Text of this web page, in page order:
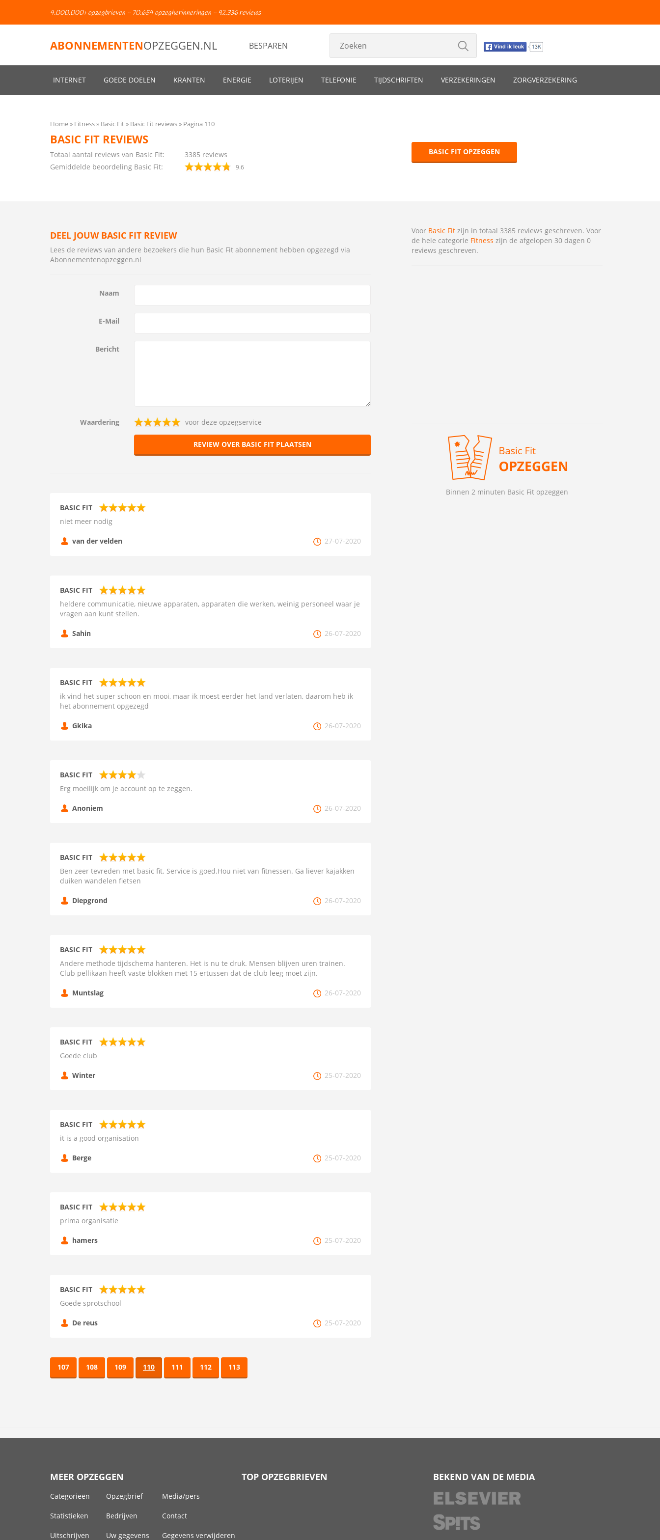
4.000.000+ opzegbrieven - 70.654 opzegherinneringen - 92.336 reviews
ABONNEMENTENOPZEGGEN.NL BESPAREN
INTERNET GOEDE DOELEN KRANTEN ENERGIE LOTERIJEN TELEFONIE TIJDSCHRIFTEN VERZEKERINGEN ZORGVERZEKERING
Home Fitness Basic Fit Basic Fit reviews Pagina 110
BASIC FIT REVIEWS
Totaal aantal reviews van Basic Fit: 3385 reviews
Gemiddelde beoordeling Basic Fit:
9.6
BASIC FIT OPZEGGEN
DEEL JOUW BASIC FIT REVIEW
Lees de reviews van andere bezoekers die hun Basic Fit abonnement hebben opgezegd via
Abonnementenopzeggen.nl
Naam
E-Mail
Bericht
Waardering voor deze opzegservice
REVIEW OVER BASIC FIT PLAATSEN
BASIC FIT
niet meer nodig
van der velden 27-07-2020
BASIC FIT
heldere communicatie, nieuwe apparaten, apparaten die werken, weinig personeel waar je
vragen aan kunt stellen.
Sahin 26-07-2020
BASIC FIT
ik vind het super schoon en mooi, maar ik moest eerder het land verlaten, daarom heb ik
het abonnement opgezegd
Gkika 26-07-2020
BASIC FIT
Erg moeilijk om je account op te zeggen.
Anoniem 26-07-2020
BASIC FIT
Ben zeer tevreden met basic fit. Service is goed.Hou niet van fitnessen. Ga liever kajakken
duiken wandelen fietsen
Diepgrond 26-07-2020
BASIC FIT
Andere methode tijdschema hanteren. Het is nu te druk. Mensen blijven uren trainen.
Club pellikaan heeft vaste blokken met 15 ertussen dat de club leeg moet zijn.
Muntslag 26-07-2020
BASIC FIT
Goede club
Winter 25-07-2020
BASIC FIT
it is a good organisation
Berge 25-07-2020
BASIC FIT
prima organisatie
hamers 25-07-2020
BASIC FIT
Goede sprotschool
De reus 25-07-2020
107 108 109 110 111 112 113
Voor Basic Fitzijn in totaal 3385 reviews geschreven. Voor
de hele categorie Fitness zijn de afgelopen 30 dagen 0
reviews geschreven.
Binnen 2 minuten Basic Fit opzeggen
MEER OPZEGGEN
Categorieën Opzegbrief Media/pers
Statistieken Bedrijven Contact
Uitschrijven Uw gegevens Gegevens verwijderen
TOP OPZEGBRIEVEN BEKEND VAN DE MEDIA